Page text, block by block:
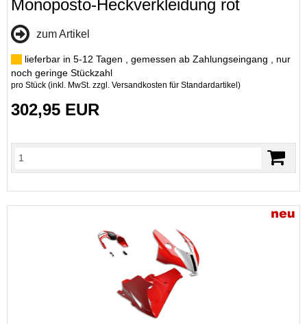
Monoposto-Heckverkleidung rot
zum Artikel
lieferbar in 5-12 Tagen , gemessen ab Zahlungseingang , nur
noch geringe Stückzahl
pro Stück (inkl. MwSt. zzgl. Versandkosten für Standardartikel)
302,95 EUR